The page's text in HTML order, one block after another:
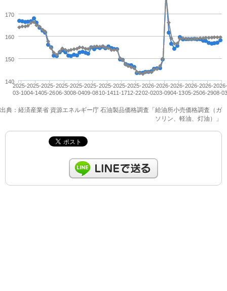
2025-
03-10
2025-
04-14
2025-
05-26
2025-
06-30
2025-
08-04
2025-
09-08
2025-
10-14
2025-
11-17
2025-
12-22
2026-
02-02
2026-
03-09
2026-
04-13
2026-
05-25
2026-
06-2908-
140
150
160
170
出典：経済産業省 資源エネルギー庁 石油製品価格調査「給油所小売価格調査（ガ
ソリン、軽油、灯油）」